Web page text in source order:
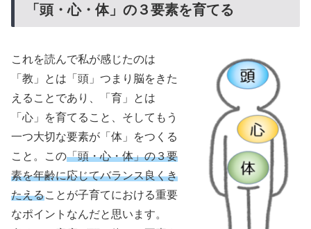
「頭・心・体」の３要素を育てる
これを読んで私が感じたのは
「教」とは「頭」つまり脳をきた
えることであり、「育」とは
「心」を育てること、そしてもう
一つ大切な要素が「体」をつくる
こと。この「頭・心・体」の３要
素を年齢に応じてバランス良くき
たえることが子育てにおける重要
なポイントなんだと思います。